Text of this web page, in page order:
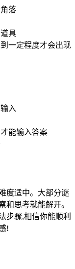
落
具
一定程度才会出现
入
能输入答案
度适中。大部分谜
和思考就能解开。
步骤,相信你能顺利
!